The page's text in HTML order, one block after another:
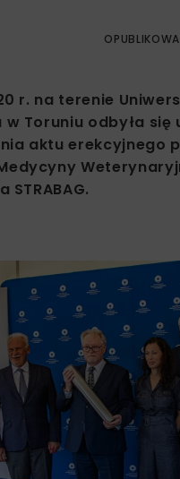
r. na terenie
w Toruniu odbyła
aktu erekcyjnego
STRABAG.